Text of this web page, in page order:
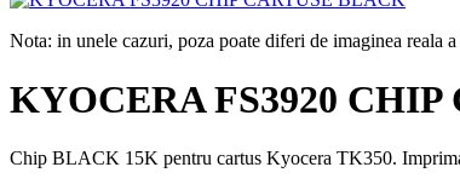
Nota: in unele cazuri, poza poate diferi de imaginea reala
KYOCERA FS3920
Chip BLACK 15K pentru cartus Kyocera TK350.